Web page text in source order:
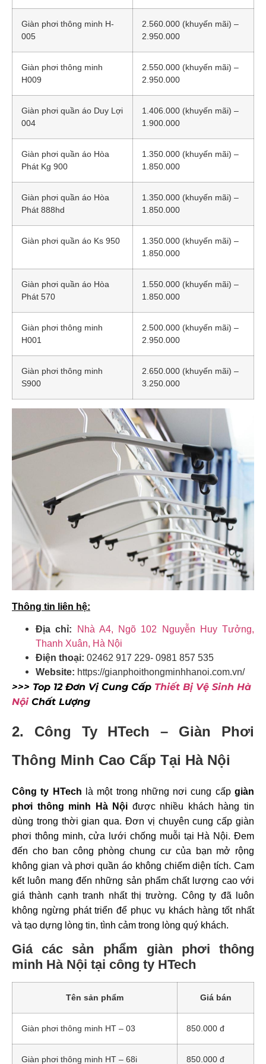
Giàn phơi thông minh H-
005
2.560.000 (khuyến mãi) –
2.950.000
Giàn phơi thông minh
H009
2.550.000 (khuyến mãi) –
2.950.000
Giàn phơi quần áo Duy Lợi
004
1.406.000 (khuyến mãi) –
1.900.000
Giàn phơi quần áo Hòa
Phát Kg 900
1.350.000 (khuyến mãi) –
1.850.000
Giàn phơi quần áo Hòa
Phát 888hd
1.350.000 (khuyến mãi) –
1.850.000
Giàn phơi quần áo Ks 950
1.350.000 (khuyến mãi) –
1.850.000
Giàn phơi quần áo Hòa
Phát 570
1.550.000 (khuyến mãi) –
1.850.000
Giàn phơi thông minh
H001
2.500.000 (khuyến mãi) –
2.950.000
Giàn phơi thông minh
S900
2.650.000 (khuyến mãi) –
3.250.000
Thông tin liên hệ:
Địa chỉ:
Nhà A4, Ngõ 102 Nguyễn Huy Tưởng,
Thanh Xuân, Hà Nội
Điện thoại: 02462 917 229- 0981 857 535
Website: https://gianphoithongminhhanoi.com.vn/
>>> Top 12 Đơn Vị Cung Cấp Thiết Bị Vệ Sinh Hà
NộiChất Lượng
2. Công Ty HTech – Giàn Phơi
Thông Minh Cao Cấp Tại Hà Nội
Công ty HTech là một trong những nơi cung cấpgiàn
phơi thông minh Hà Nội được nhiều khách hàng tin
dùng trong thời gian qua. Đơn vị chuyên cung cấp giàn
phơi thông minh, cửa lưới chống muỗi tại Hà Nội. Đem
đến cho ban công phòng chung cư của bạn mở rộng
không gian và phơi quần áo không chiếm diện tích. Cam
kết luôn mang đến những sản phẩm chất lượng cao với
giá thành cạnh tranh nhất thị trường. Công ty đã luôn
không ngừng phát triển để phục vụ khách hàng tốt nhất
và tạo dựng lòng tin, tình cảm trong lòng quý khách.
Giá các sản phẩm giàn phơi thông
minh Hà Nội tại công ty HTech
Tên sản phẩm Giá bán
Giàn phơi thông minh HT – 03 850.000 đ
Giàn phơi thông minh HT – 68i 850.000 đ